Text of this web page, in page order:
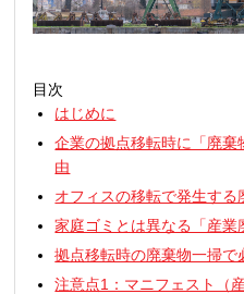
目次
はじめに
企業の拠点移転時に「廃
由
オフィスの移転で発生する
家庭ゴミとは異なる「産業
拠点移転時の廃棄物一掃
注意点1：マニフェスト（